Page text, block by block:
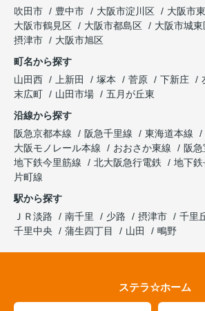
吹田市
豊中市 大阪市淀川区
大阪市
大阪市鶴見区
大阪市都島区 大阪市城東
摂津市
大阪市旭区
町名から探す
山田西
上新田 塚本 菅原 下新庄
末広町
山田市場
五月が丘東
沿線から探す
阪急京都本線
阪急千里線
東海道本線
大阪モノレール本線
おおさか東線
阪
地下鉄今里筋線
北大阪急行電鉄
地下
片町線
駅から探す
ＪＲ淡路
南千里 少路 摂津市 千里
千里中央
蒲生四丁目 山田 鴫野
ステラ☆ホーム